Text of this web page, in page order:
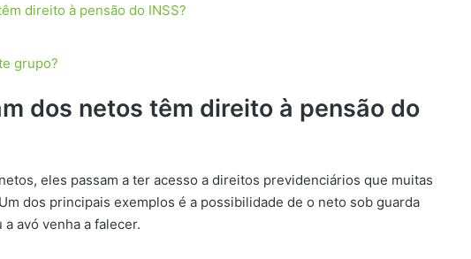
direito à pensão do INSS?
grupo?
dos netos têm direito à pensão do
eles passam a ter acesso a direitos previdenciários que muitas
dos principais exemplos é a possibilidade de o neto sob guarda
avó venha a falecer.